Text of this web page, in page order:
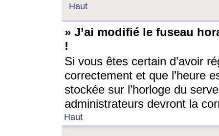
Haut
» J’ai modifié le fuseau
!
Si vous êtes certain d’avoir
correctement et que l’heure
stockée sur l’horloge du
administrateurs devront la
Haut